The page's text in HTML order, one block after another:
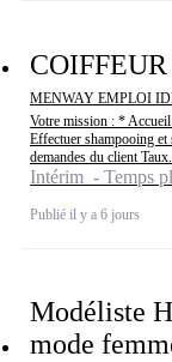
MENWAY EMPLOI
Votre mission : *
Effectuer shampooing
demandes du client Taux...
Intérim - Temps
Publié il y a 6 jours
Modéliste
mode